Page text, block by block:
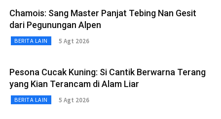
Chamois: Sang Master Panjat Tebing Nan Gesit
dari Pegunungan Alpen
BERITA LAIN 5 Agt 2026
Pesona Cucak Kuning: Si Cantik Berwarna Terang
yang Kian Terancam di Alam Liar
BERITA LAIN 5 Agt 2026